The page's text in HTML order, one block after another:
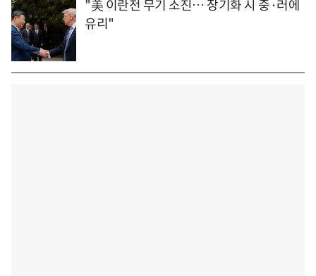
"美 이란전 무기 소진… 장기화 시 중·러에
유리"